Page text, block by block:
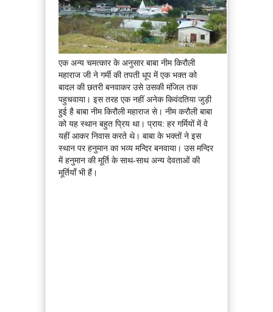
एक अन्य चमत्कार के अनुसार बाबा नीम किरौली
महाराज जी ने गर्मी की तपती धूप में एक भक्त को
बादल की छतरी बनवाकर उसे उसकी मंजिल तक
पहुचवाया। इस तरह एक नहीं अनेक किवंदतिया जुड़ी
हुई है बाबा नीम किरौली महाराज से। नीम करौली बाबा
को यह स्थान बहुत प्रिय था। प्राय: हर गर्मियों में वे
यहीं आकर निवास करते थे। बाबा के भक्तों ने इस
स्थान पर हनुमान का भव्य मन्दिर बनवाया। उस मन्दिर
में हनुमान की मूर्ति के साथ-साथ अन्य देवताओं की
मूर्तियाँ भी हैं।